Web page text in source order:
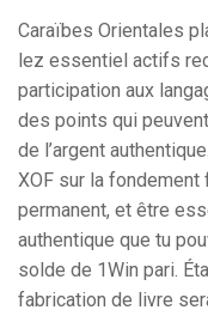
Caraïbes Orientales
lez essentiel actifs
participation aux
des points qui
de l’argent
XOF sur la
permanent, et être
authentique que tu
solde de 1Win pari.
fabrication de livre